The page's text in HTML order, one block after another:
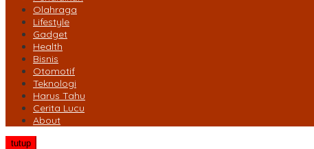
Olahraga
Lifestyle
Gadget
Health
Bisnis
Otomotif
Teknologi
Harus Tahu
Cerita Lucu
About
tutup